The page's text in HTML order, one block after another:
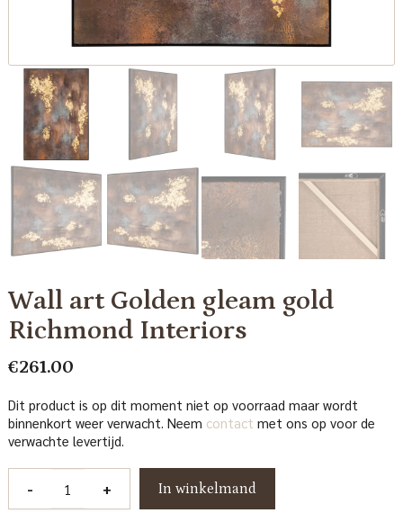
Wall art Golden gleam gold
Richmond Interiors
€261.00
Dit product is op dit moment niet op voorraad maar wordt
binnenkort weer verwacht. Neem contact met ons op voor de
verwachte levertijd.
- + In winkelmand